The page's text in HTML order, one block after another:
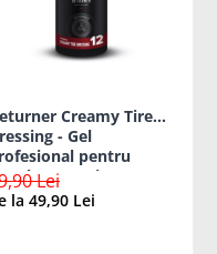
Creamy Tire
- Gel
pentru
cu SiO2,
Satinat si
Lei
la 49,90 Lei